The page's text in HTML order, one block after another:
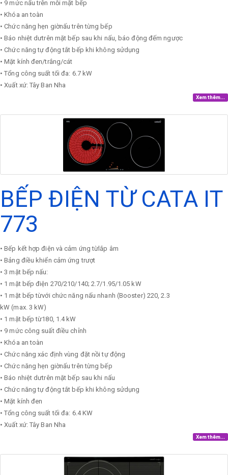
• 9 mức nấu trên mỗi mặt bếp
• Khóa an toàn
• Chức năng hẹn giờnấu trên từng bếp
• Báo nhiệt dưtrên mặt bếp sau khi nấu, báo động đếm ngược
• Chức năng tự động tắt bếp khi không sửdụng
• Mặt kính đen/trắng/cát
• Tổng công suất tối đa: 6.7 kW
• Xuất xứ: Tây Ban Nha
Xem thêm...
BẾP ĐIỆN TỪ CATA IT
773
• Bếp kết hợp điện và cảm ứng từlắp âm
• Bảng điều khiển cảm ứng trượt
• 3 mặt bếp nấu:
• 1 mặt bếp điện 270/210/140; 2.7/1.95/1.05 kW
• 1 mặt bếp từvới chức năng nấu nhanh (Booster) 220, 2.3
kW (max. 3 kW)
• 1 mặt bếp từ180, 1.4 kW
• 9 mức công suất điều chỉnh
• Khóa an toàn
• Chức năng xác định vùng đặt nồi tự động
• Chức năng hẹn giờnấu trên từng bếp
• Báo nhiệt dưtrên mặt bếp sau khi nấu
• Chức năng tự động tắt bếp khi không sửdụng
• Mặt kính đen
• Tổng công suất tối đa: 6.4 KW
• Xuất xứ: Tây Ban Nha
Xem thêm...